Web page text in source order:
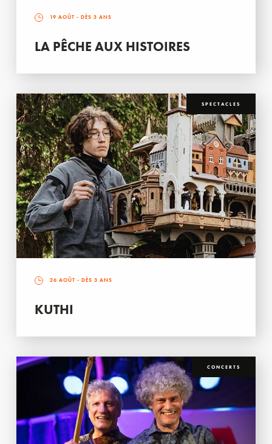
19 AOÛT - DÈS 3 ANS
LA PÊCHE AUX HISTOIRES
SPECTACLES
26 AOÛT - DÈS 3 ANS
KUTHI
CONCERTS